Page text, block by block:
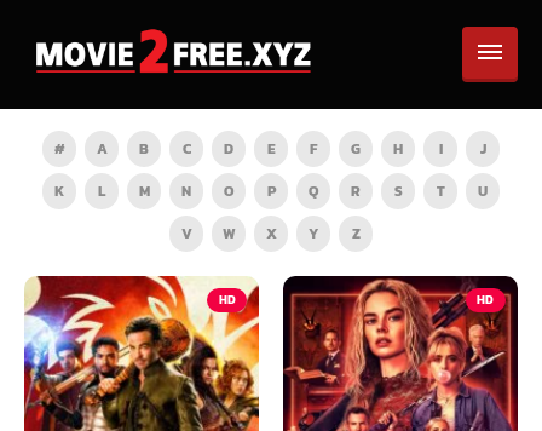
# A B C D E F G H I
J
K
L M N O P Q R S T
U
V
W X Y Z
HD HD